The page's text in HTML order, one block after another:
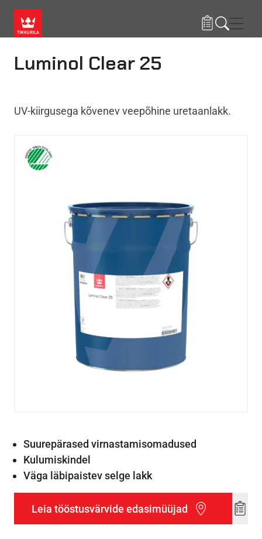
Luminol Clear 25
UV-kiirgusega kõvenev veepõhine uretaanlakk.
Suurepärased virnastamisomadused
Kulumiskindel
Väga läbipaistev selge lakk
Leia tööstusvärvide edasimüüjad
Add